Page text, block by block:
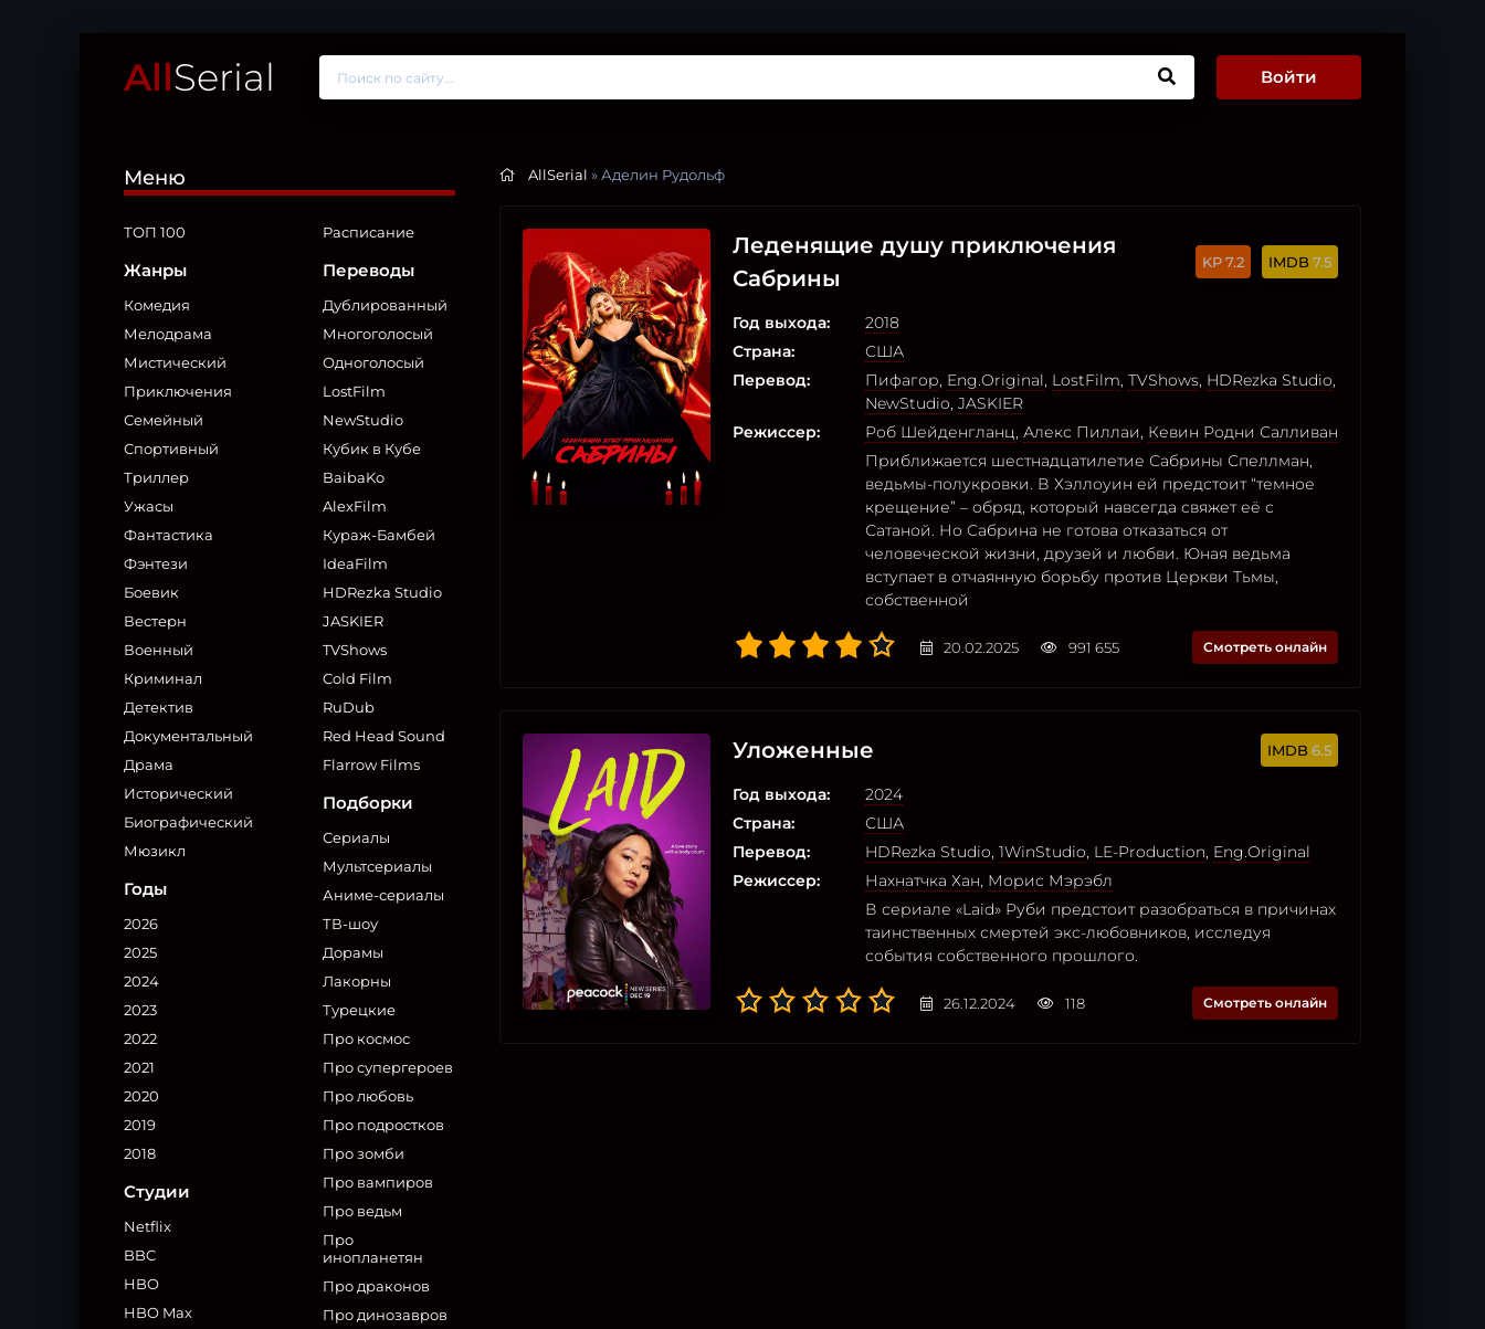
AllSerial Войти
Меню
ТОП 100
Жанры
Комедия
Мелодрама
Мистический
Приключения
Семейный
Спортивный
Триллер
Ужасы
Фантастика
Фэнтези
Боевик
Вестерн
Военный
Криминал
Детектив
Документальный
Драма
Исторический
Биографический
Мюзикл
Годы
2026
2025
2024
2023
2022
2021
2020
2019
2018
Студии
Netflix
BBC
HBO
HBO Max
Расписание
Переводы
Дублированный
Многоголосый
Одноголосый
LostFilm
NewStudio
Кубик в Кубе
BaibaKo
AlexFilm
Кураж-Бамбей
IdeaFilm
HDRezka Studio
JASKIER
TVShows
Cold Film
RuDub
Red Head Sound
Flarrow Films
Подборки
Сериалы
Мультсериалы
Аниме-сериалы
ТВ-шоу
Дорамы
Лакорны
Турецкие
Про космос
Про супергероев
Про любовь
Про подростков
Про зомби
Про вампиров
Про ведьм
Про
инопланетян
Про драконов
Про динозавров
AllSerial » Аделин Рудольф
Леденящие душу приключения
Сабрины
7.2 7.5
Год выхода:
2018
Страна:
США
Перевод:
Пифагор, Eng.Original, LostFilm, TVShows, HDRezka Studio,
NewStudio, JASKIER
Режиссер:
Роб Шейденгланц, Алекс Пиллаи, Кевин Родни Салливан
Приближается шестнадцатилетие Сабрины Спеллман,
ведьмы-полукровки. В Хэллоуин ей предстоит “темное
крещение” – обряд, который навсегда свяжет её с
Сатаной. Но Сабрина не готова отказаться от
человеческой жизни, друзей и любви. Юная ведьма
вступает в отчаянную борьбу против Церкви Тьмы,
собственной
20.02.2025 991 655 Смотреть онлайн
Уложенные 6.5
Год выхода:
2024
Страна:
США
Перевод:
HDRezka Studio, 1WinStudio, LE-Production, Eng.Original
Режиссер:
Нахнатчка Хан, Морис Мэрэбл
В сериале «Laid» Руби предстоит разобраться в причинах
таинственных смертей экс-любовников, исследуя
события собственного прошлого.
26.12.2024 118 Смотреть онлайн